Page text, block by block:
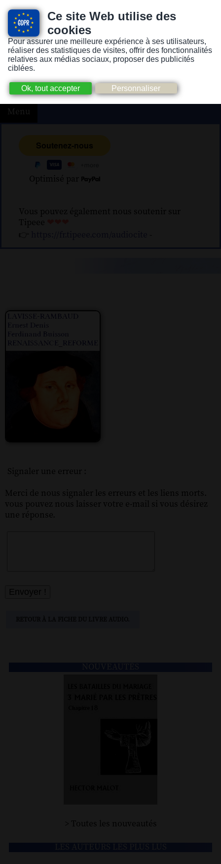
Ce site Web utilise des
cookies
Pour assurer une meilleure expérience à ses utilisateurs,
réaliser des statistiques de visites, offrir des fonctionnalités
relatives aux médias sociaux, proposer des publicités
ciblées.
Version pour personnes mal-voyantes ou non-voyantes
Menu
Optimisé par
Vous pouvez également nous soutenir sur
Tipeee
👉
-
Signaler une erreur :
Merci de nous signaler les erreurs et les liens morts.
vous pouvez nous laisser votre e-mail si vous désirez
une réponse.
> Toutes les nouveautés